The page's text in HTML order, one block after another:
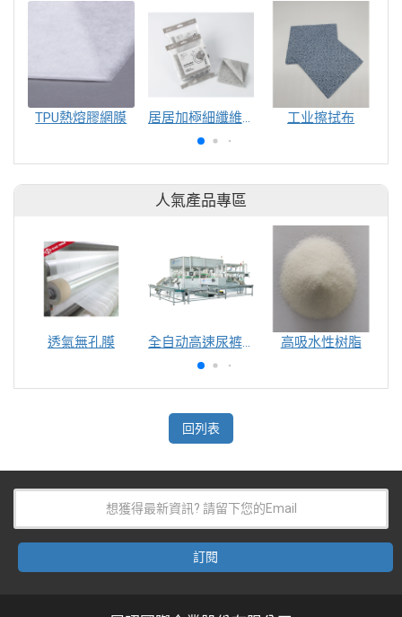
TPU熱熔膠網膜 居居加極細纖維新型洗碗布 工业擦拭布
人氣產品專區
透氣無孔膜 全自动高速尿裤包装机（自动换号） 高吸水性树脂
回列表